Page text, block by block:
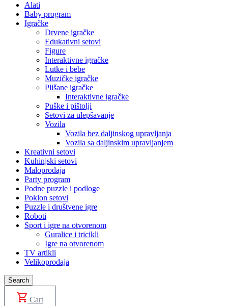
Alati
Baby program
Igračke
Drvene igračke
Edukativni setovi
Figure
Interaktivne igračke
Lutke i bebe
Muzičke igračke
Plišane igračke
Interaktivne igračke
Puške i pištolji
Setovi za ulepšavanje
Vozila
Vozila bez daljinskog upravljanja
Vozila sa daljinskim upravljanjem
Kreativni setovi
Kuhinjski setovi
Maloprodaja
Party program
Podne puzzle i podloge
Poklon setovi
Puzzle i društvene igre
Roboti
Sport i igre na otvorenom
Guralice i tricikli
Igre na otvorenom
TV artikli
Velikoprodaja
Search
Cart